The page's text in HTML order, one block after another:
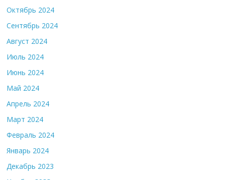
Октябрь 2024
Сентябрь 2024
Август 2024
Июль 2024
Июнь 2024
Май 2024
Апрель 2024
Март 2024
Февраль 2024
Январь 2024
Декабрь 2023